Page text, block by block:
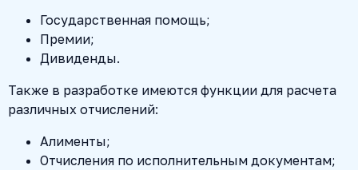
Государственная помощь;
Премии;
Дивиденды.
Также в разработке имеются функции для расчета
различных отчислений:
Алименты;
Отчисления по исполнительным документам;